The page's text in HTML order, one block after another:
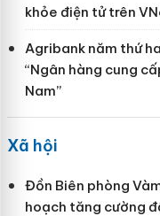
khỏe điện tử trên
Agribank năm thứ
“Ngân hàng cung
Nam”
Xã hội
Đồn Biên phòng
hoạch tăng cường